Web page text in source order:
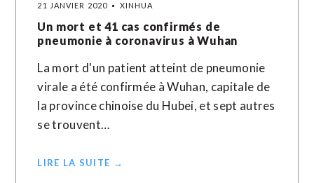
21 JANVIER 2020 XINHUA
Un mort et 41 cas confirmés de
pneumonie à coronavirus à Wuhan
La mort d'un patient atteint de pneumonie
virale a été confirmée à Wuhan, capitale de
la province chinoise du Hubei, et sept autres
se trouvent…
LIRE LA SUITE →